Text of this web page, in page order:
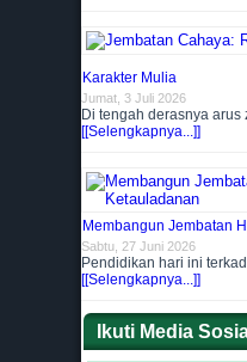
Karakter Mulia
Jumat, 3 Juli 2026
Di tengah derasnya
[[Selengkapnya...]]
Membangun Jembatan
Sabtu, 27 Juni 2026
Pendidikan hari ini
[[Selengkapnya...]]
Ikuti Media